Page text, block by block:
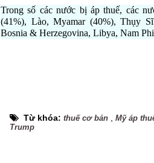
Trong số các nước bị áp thuế, các
(41%), Lào, Myamar (40%), Thụy
Bosnia & Herzegovina, Libya, Nam
Từ khóa: thuế cơ bản Mỹ áp
Trump